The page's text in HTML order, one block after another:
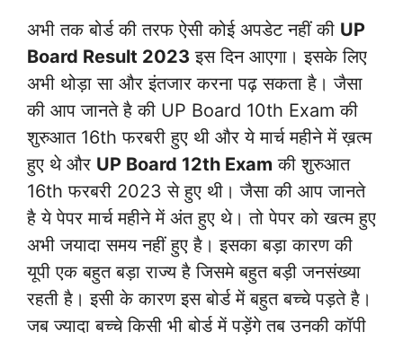
अभी तक बोर्ड की तरफ ऐसी कोई अपडेट नहीं की UP
Board Result 2023 इस दिन आएगा। इसके लिए
अभी थोड़ा सा और इंतजार करना पढ़ सकता है। जैसा
की आप जानते है की UP Board 10th Exam की
शुरुआत 16th फरबरी हुए थी और ये मार्च महीने में ख़त्म
हुए थे और UP Board 12th Exam की शुरुआत
16th फरबरी 2023 से हुए थी। जैसा की आप जानते
है ये पेपर मार्च महीने में अंत हुए थे। तो पेपर को खत्म हुए
अभी जयादा समय नहीं हुए है। इसका बड़ा कारण की
यूपी एक बहुत बड़ा राज्य है जिसमे बहुत बड़ी जनसंख्या
रहती है। इसी के कारण इस बोर्ड में बहुत बच्चे पड़ते है।
जब ज्यादा बच्चे किसी भी बोर्ड में पड़ेंगे तब उनकी कॉपी